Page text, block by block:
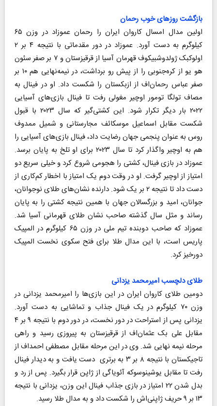
بازگشت روزهای خوب رحمان
اولین مدال امسال کاروان ایران را رحمان عموزاد در وزن ۶۵
کیلوگرم به دست آورد. عموزاد در دور مقدماتی با نتیجه ۴ بر ۲
اولوکبک ژولدوشبیکوف قهرمان آسیا از قرقیزستان و ۷ بر صفر سئون
هو یو از کره‌جنوبی را از پیش رو برداشت، در نیمه‌نهایی هم ۱۰ بر
صفر عباس رحمان‌اف از ازبکستان را شکست داد. او در فینال به
مصاف تولگا تومور اوچیر مغولی رفت تا فینال بازی‌های آسیایی
۲۰۲۲ بار دیگر تکرار شود. این کشتی‌گیر که سال ۲۰۲۳ با قبول
شکست مقابل اسماعیل موسکائف مجارستانی و شمیل ممدوف
روس به عنوان پنجمی جهان رضایت داد، فینال بازی‌های آسیایی را
هم به اوچیر واگذار کرد تا سال ۲۰۲۳ برای او تلخ به پایان برسد.
عموزاد در بازی فینال، کشتی را هجومی شروع کرد و خیلی سریع دو
امتیاز از اوچیر گرفت. او در وقت دوم یک امتیاز با اخطار کم‌کاری از
دست داد تا نتیجه ۲ بر یک شود. دارنده نشان‌های طلای نوجوانان،
جوانان، امید و بزرگسالان جهان با همین نتیجه کشتی را به پایان
رساند و مثل سال گذشته صاحب نشان طلای قهرمانی آسیا شد.
عموزاد که صاحب دوبنده تیم ملی در وزن ۶۵ کیلوگرم در المپیک
پاریس است، با این مدال طلا برای فتح سکوی نخست المپیک
دورخیز کرد.
طلای دلچسب امیرمحمد یزدانی
دومین طلای کاروان ایران در این بازی‌ها را امیرمحمد یزدانی در
وزن ۷۰ کیلوگرم در یک فینال جذاب و تماشایی به دست آورد.
یزدانی پس از استراحت در دور نخست، در دور دوم با نتیجه ۹ بر ۴
مقابل علی بک عثمان‌اف از قرقیزستان به پیروزی رسید و راهی
مرحله نیمه نهایی شد. وی در این مرحله مقابل مصطفی احمداف از
تاجیکستان با نتیجه ۸ بر ۳ به برتری دست یافت و به دیدار فینال
رفت تا مقابل یوشینوسوکه آئویاگی از ژاپن قرار بگیرد. پس از رد و
بدل شدن ۲۲ امتیاز در بازی جذاب فینال این وزن، یزدانی با نتیجه
۱۳ بر ۹ حریف ژاپنی‌اش را شکست داد و به مدال طلا رسید.